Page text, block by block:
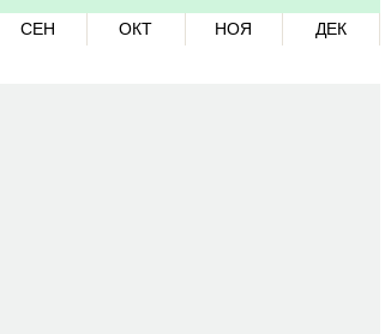
СЕН ОКТ НОЯ ДЕК